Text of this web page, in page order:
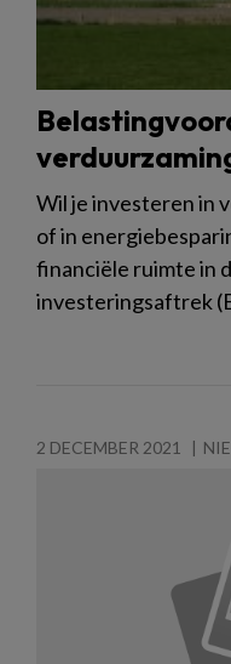
Wil je investeren in
of in
financiële ruimte in
investeringsaftrek
2 DECEMBER 2021